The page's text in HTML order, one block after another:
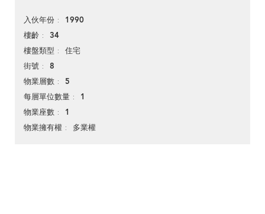
入伙年份 1990
樓齡 34
樓盤類型 住宅
街號 8
物業層數 5
每層單位數量 1
物業座數 1
物業擁有權 多業權